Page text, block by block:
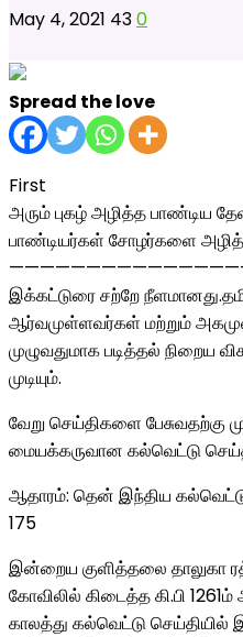
May 4, 2021 430
Spread the love
First
அரும் புகழ் அழித்த பாண்டிய
பாண்டியர்கள் சோழர்களை
இக்கட்டுரை சற்றே
ஆர்வமுள்ளவர்கள் மற்றும்
முழுவதுமாக படித்தல்
முடியும்.
வேறு செய்திகளை பேசுவதற்கு
மையக்கருவான கல்வெட்டு
ஆதாரம்: தென் இந்திய
175
இன்றைய குளித்தலை தாலுகா
கோவிலில் கிடைத்த கி.பி
காலத்து கல்வெட்டு